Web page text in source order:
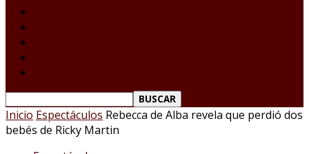
Inicio Espectáculos Rebecca de Alba revela que perdió dos
bebés de Ricky Martin